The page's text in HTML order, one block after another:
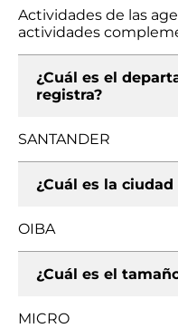
Actividades de las
actividades
¿Cuál es el
registra?
SANTANDER
¿Cuál es la
OIBA
¿Cuál es el
MICRO